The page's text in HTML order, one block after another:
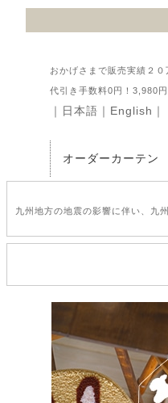
おかげさまで販売実績２０
代引き手数料0円！3,980
｜ 日本語 ｜ English ｜
オーダーカーテン
九州地方の地震の影響に伴い、九